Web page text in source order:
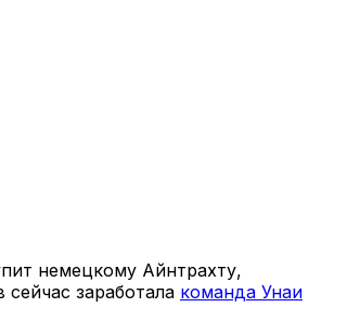
немецкому Айнтрахту,
заработала команда Унаи